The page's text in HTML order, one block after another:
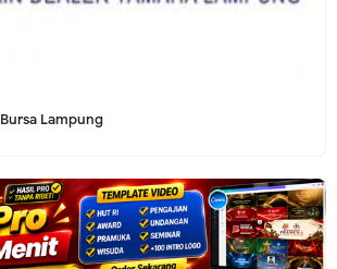
Bursa Lampung